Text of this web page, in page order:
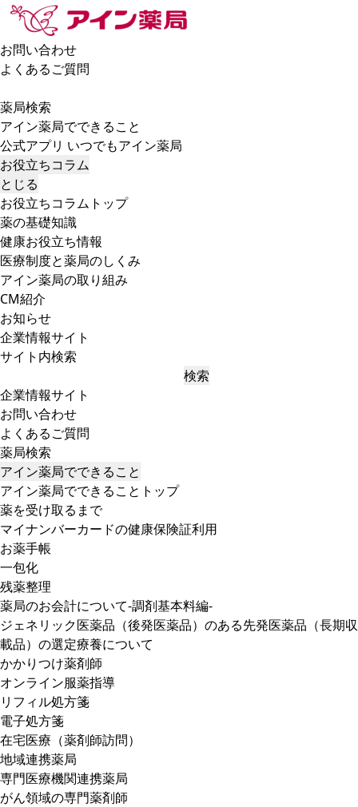
お問い合わせ
よくあるご質問
薬局検索
アイン薬局でできること
公式アプリ いつでもアイン薬局
お役立ちコラム
とじる
お役立ちコラムトップ
薬の基礎知識
健康お役立ち情報
医療制度と薬局のしくみ
アイン薬局の取り組み
CM紹介
お知らせ
企業情報サイト
サイト内検索
検索
企業情報サイト
お問い合わせ
よくあるご質問
薬局検索
アイン薬局でできること
アイン薬局でできることトップ
薬を受け取るまで
マイナンバーカードの健康保険証利用
お薬手帳
一包化
残薬整理
薬局のお会計について-調剤基本料編-
ジェネリック医薬品（後発医薬品）のある先発医薬品（長期収
載品）の選定療養について
かかりつけ薬剤師
オンライン服薬指導
リフィル処方箋
電子処方箋
在宅医療（薬剤師訪問）
地域連携薬局
専門医療機関連携薬局
がん領域の専門薬剤師